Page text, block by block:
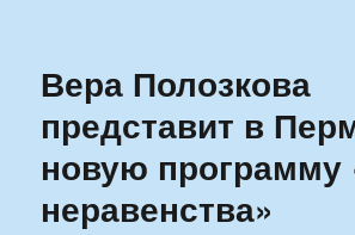
Ильменский фестиваль
Вера Полозкова
представит в
новую программу
неравенства»